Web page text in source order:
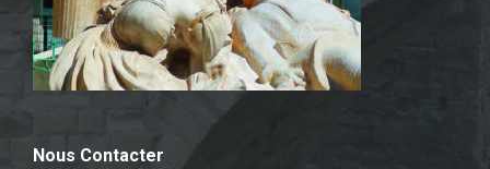
Nous Contacter